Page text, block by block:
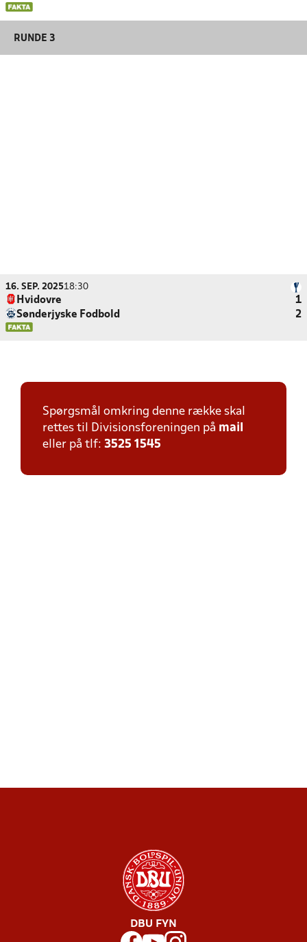
RUNDE 3
16. SEP. 202518:30
Hvidovre
1
Sønderjyske Fodbold
2
Spørgsmål omkring denne række skal
rettes til Divisionsforeningen på mail
eller på tlf: 3525 1545
DBU FYN